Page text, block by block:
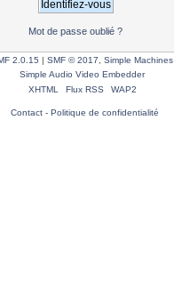
Mot de passe oublié ?
2.0.15 | SMF © 2017
Simple Machines
Simple Audio Video Embedder
XHTML
Flux RSS WAP2
Contact- Politique de confidentialité